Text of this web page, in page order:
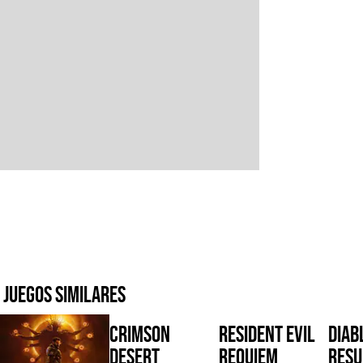
Juegos similares
Crimson
Desert
Resident Evil
Requiem